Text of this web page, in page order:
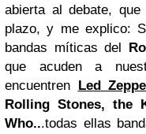
abierta al debate,
plazo, y me explico:
bandas míticas del
que acuden a
encuentren Led
Rolling Stones, the
Who...todas ellas